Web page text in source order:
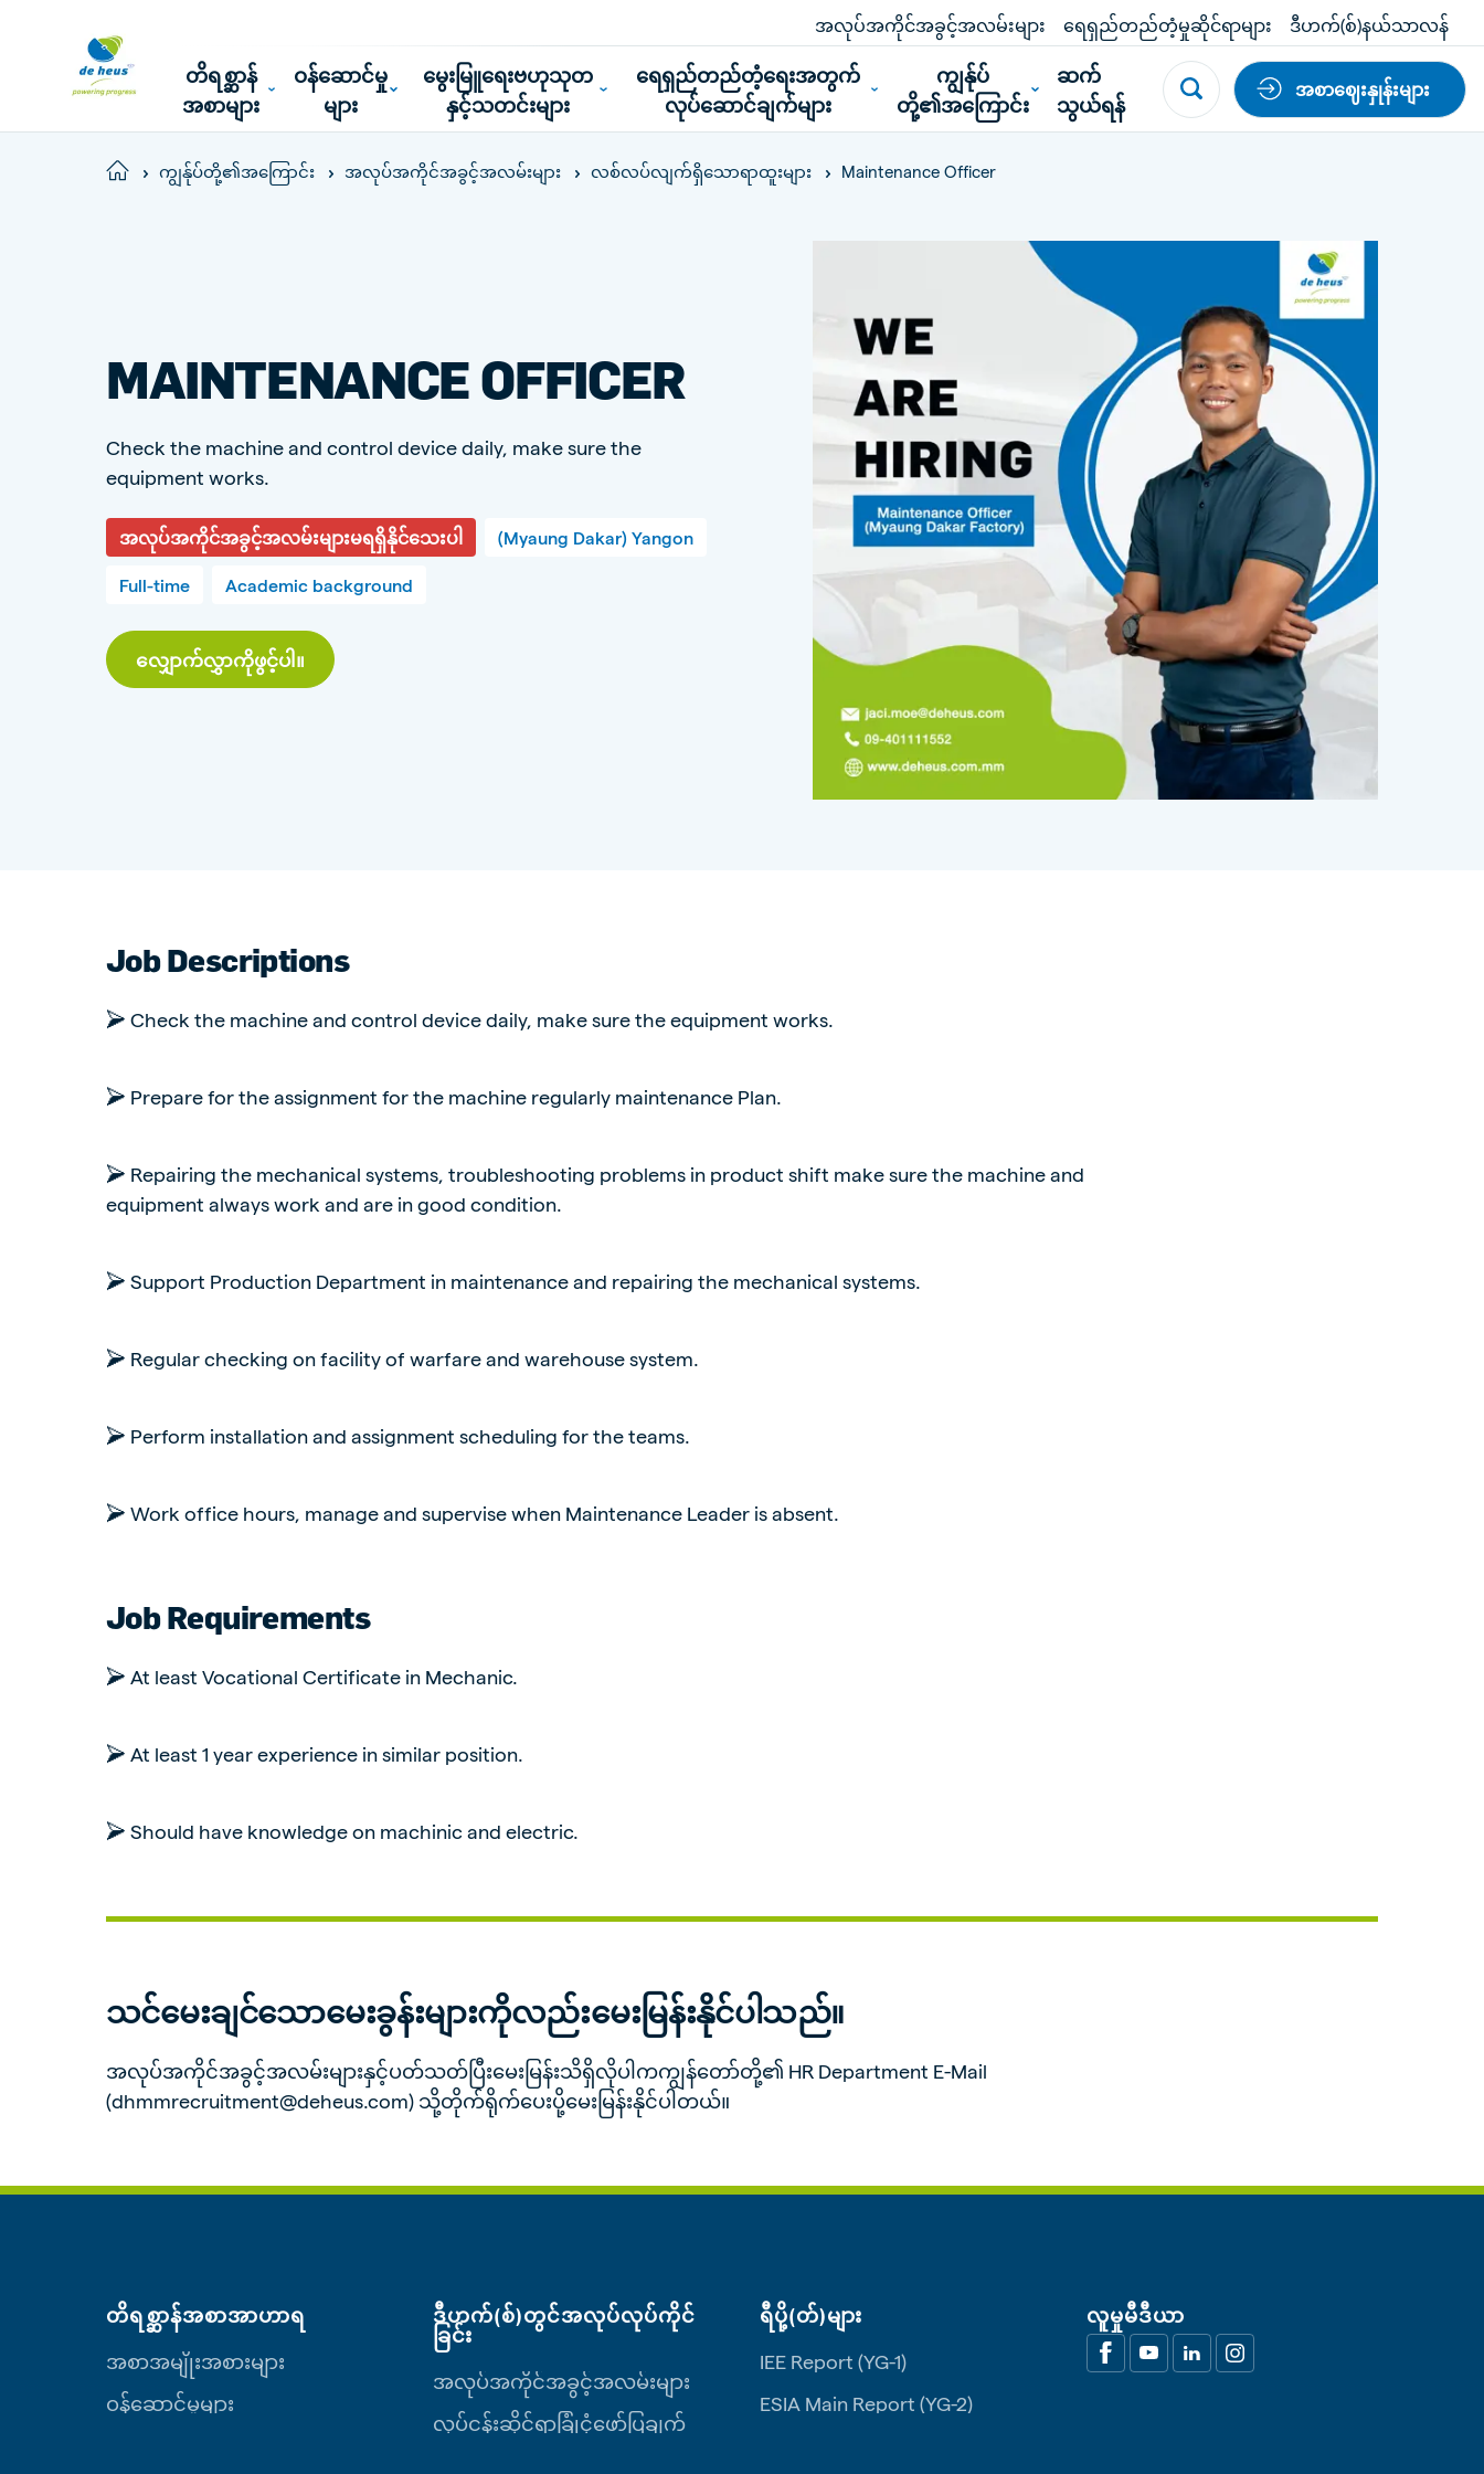
အလုပ်အကိုင်အခွင့်အလမ်းများ ရေရှည်တည်တံ့မှုဆိုင်ရာများ ဒီဟက်(စ်)နယ်သာလန်
တိရစ္ဆာန်
အစာများ
ဝန်ဆောင်မှု
များ
မွေးမြူရေးဗဟုသုတ
နှင့်သတင်းများ
ရေရှည်တည်တံ့ရေးအတွက်
လုပ်ဆောင်ချက်များ
ကျွန်ုပ်
တို့၏အကြောင်း
ဆက်
သွယ်ရန်
အစာဈေးနှုန်းများ
Home ကျွန်ုပ်တို့၏အကြောင်း အလုပ်အကိုင်အခွင့်အလမ်းများ လစ်လပ်လျက်ရှိသောရာထူးများ Maintenance Officer
MAINTENANCE OFFICER
Check the machine and control device daily, make sure the
equipment works.
အလုပ်အကိုင်အခွင့်အလမ်းများမရရှိနိုင်သေးပါ (Myaung Dakar) Yangon
Full-time Academic background
လျှောက်လွှာကိုဖွင့်ပါ။
Job Descriptions
➢ Check the machine and control device daily, make sure the equipment works.
➢ Prepare for the assignment for the machine regularly maintenance Plan.
➢ Repairing the mechanical systems, troubleshooting problems in product shift make sure the machine and
equipment always work and are in good condition.
➢ Support Production Department in maintenance and repairing the mechanical systems.
➢ Regular checking on facility of warfare and warehouse system.
➢ Perform installation and assignment scheduling for the teams.
➢ Work office hours, manage and supervise when Maintenance Leader is absent.
Job Requirements
➢ At least Vocational Certificate in Mechanic.
➢ At least 1 year experience in similar position.
➢ Should have knowledge on machinic and electric.
သင်မေးချင်သောမေးခွန်းများကိုလည်းမေးမြန်းနိုင်ပါသည်။
အလုပ်အကိုင်အခွင့်အလမ်းများနှင့်ပတ်သတ်ပြီးမေးမြန်းသိရှိလိုပါကကျွန်တော်တို့၏ HR Department E-Mail
(dhmmrecruitment@deheus.com) သို့တိုက်ရိုက်ပေးပို့မေးမြန်းနိုင်ပါတယ်။
တိရစ္ဆာန်အစာအာဟာရ
အစာအမျိုးအစားများ
ဝန်ဆောင်မှုများ
ဒီဟက်(စ်)တွင်အလုပ်လုပ်ကိုင်
ခြင်း
အလုပ်အကိုင်အခွင့်အလမ်းများ
လုပ်ငန်းဆိုင်ရာခြုံငုံဖော်ပြချက်
ရီပို့(တ်)များ
IEE Report (YG-1)
ESIA Main Report (YG-2)
လူမှုမီဒီယာ